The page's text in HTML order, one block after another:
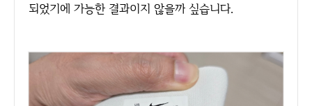
되었기에 가능한 결과이지 않을까 싶습니다.